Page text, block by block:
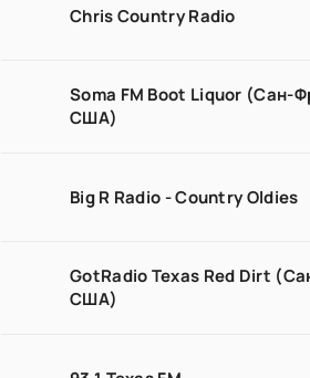
Chris Country Radio
Soma FM Boot Liquor (Сан-
США)
Big R Radio - Country Oldies
GotRadio Texas Red Dirt
США)